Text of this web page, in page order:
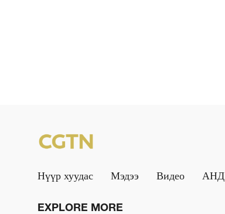
Нүүр хуудас Мэдээ Видео АНД
EXPLORE MORE